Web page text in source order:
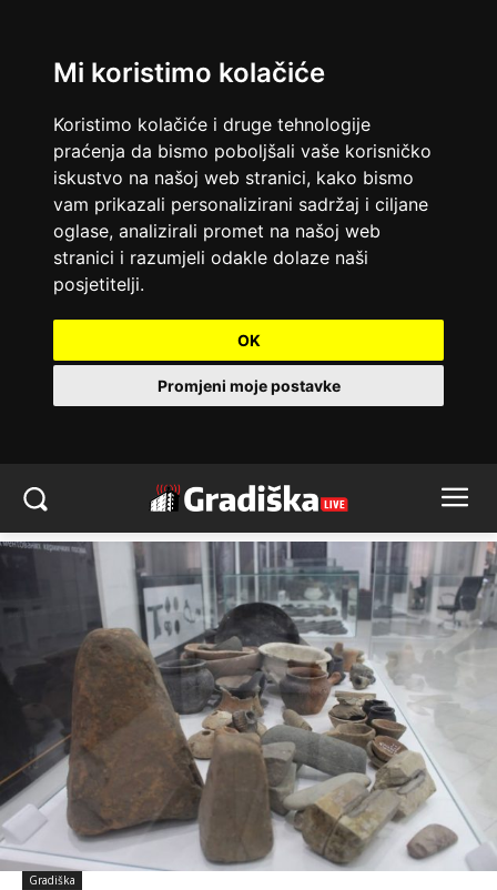
Mi koristimo kolačiće
Koristimo kolačiće i druge tehnologije
praćenja da bismo poboljšali vaše korisničko
iskustvo na našoj web stranici, kako bismo
vam prikazali personalizirani sadržaj i ciljane
oglase, analizirali promet na našoj web
stranici i razumjeli odakle dolaze naši
posjetitelji.
OK
Promjeni moje postavke
Gradiška